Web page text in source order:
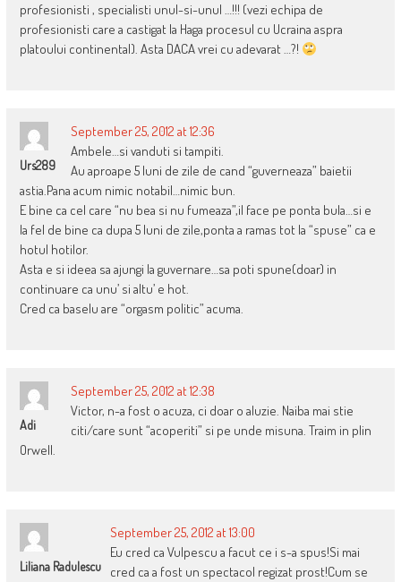
profesionisti , specialisti unul-si-unul …!!! (vezi echipa de
profesionisti care a castigat la Haga procesul cu Ucraina aspra
platoului continental). Asta DACA vrei cu adevarat …?!
Urs289
September 25, 2012 at 12:36
Ambele…si vanduti si tampiti.
Au aproape 5 luni de zile de cand “guverneaza” baietii
astia.Pana acum nimic notabil…nimic bun.
E bine ca cel care “nu bea si nu fumeaza”,il face pe ponta bula…si e
la fel de bine ca dupa 5 luni de zile,ponta a ramas tot la “spuse” ca e
hotul hotilor.
Asta e si ideea sa ajungi la guvernare…sa poti spune(doar) in
continuare ca unu’ si altu’ e hot.
Cred ca baselu are “orgasm politic” acuma.
Adi
September 25, 2012 at 12:38
Victor, n-a fost o acuza, ci doar o aluzie. Naiba mai stie
citi/care sunt “acoperiti” si pe unde misuna. Traim in plin
Orwell.
Liliana Radulescu
September 25, 2012 at 13:00
Eu cred ca Vulpescu a facut ce i s-a spus!Si mai
cred ca a fost un spectacol regizat prost!Cum se